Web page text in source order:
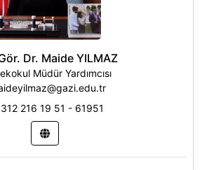
Dr. Maide YILMAZ
Müdür Yardımcısı
216 19 51 - 61951